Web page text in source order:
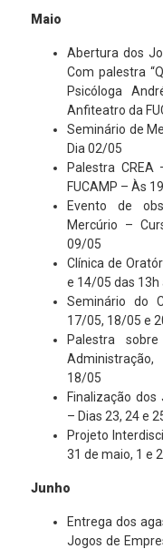
Maio
Abertura dos
Com palestra
Psicóloga
Anfiteatro da
Seminário de
Dia 02/05
Palestra
FUCAMP – Às
Evento de
Mercúrio –
09/05
Clínica de
e 14/05 das 13h
Seminário do
17/05, 18/05 e
Palestra
18/05
Finalização
– Dias 23, 24 e
Projeto
31 de maio, 1 e
Junho
Entrega dos
Jogos de